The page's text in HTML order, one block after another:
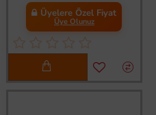
Üyelere Özel Fiyat
Üye Olunuz